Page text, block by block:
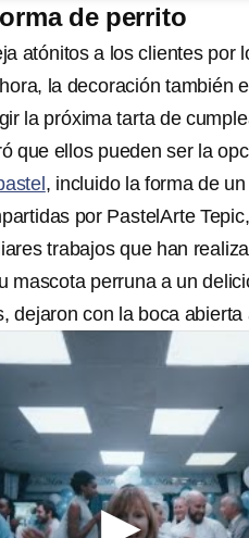
de perrito
atónitos a los clientes por
la decoración también
la próxima tarta de
que ellos pueden ser la
, incluido la forma de un
por PastelArte
trabajos que han
mascota perruna a un
dejaron con la boca abierta